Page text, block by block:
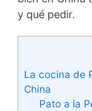
y qué pedir.
La cocina de
China
Pato a la